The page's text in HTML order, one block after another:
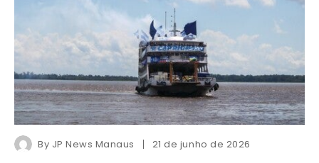
By JP News Manaus 21 de junho de 2026